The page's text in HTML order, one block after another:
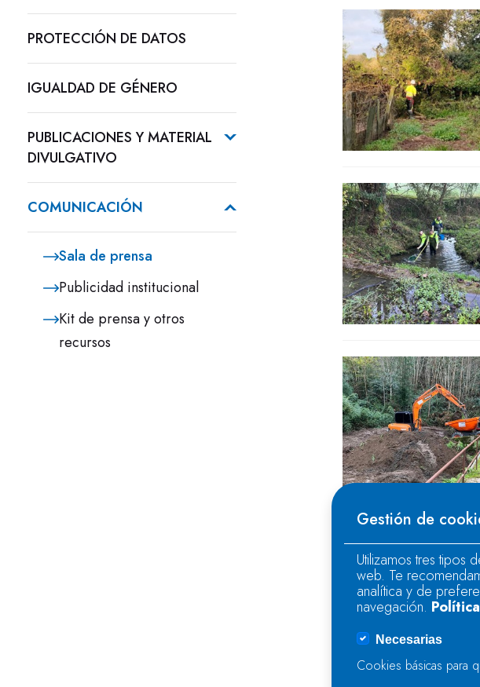
PROTECCIÓN DE DATOS
IGUALDAD DE GÉNERO
PUBLICACIONES Y MATERIAL
DIVULGATIVO
COMUNICACIÓN
Sala de prensa
Publicidad institucional
Kit de prensa y otros
recursos
Gestión de
Utilizamos tres tipos
web. Te
analítica y de
navegación.
Necesarias
Cookies básicas para